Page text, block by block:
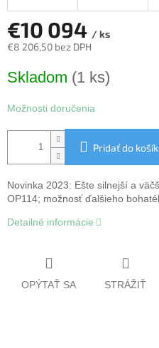
€10 094 / ks
€8 206,50 bez DPH
cena:
Skladom (1 ks)
Možnosti doručenia
Pridať do
Novinka 2023: Ešte silnejší a
OP114; možnosť ďalšieho
Detailné informácie
OPÝTAŤ SA STRÁŽIŤ